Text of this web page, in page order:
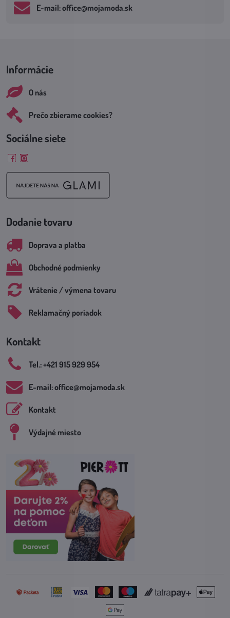
E-mail: office​@mojamoda​.sk
Informácie
O nás
Prečo zbierame cookies?
Sociálne siete
FacebookInstagram
Dodanie tovaru
Doprava a platba
Obchodné podmienky
Vrátenie / výmena tovaru
Reklamačný poriadok
Kontakt
Tel​.: +421 915 929 954
E-mail: office​@mojamoda​.sk
Kontakt
Výdajné miesto